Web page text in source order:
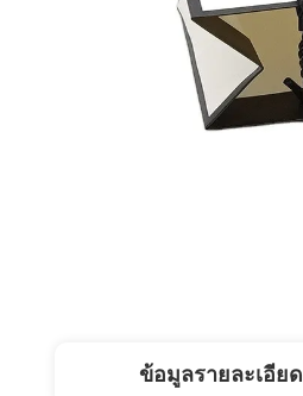
ข้อมูลรายละเอียด